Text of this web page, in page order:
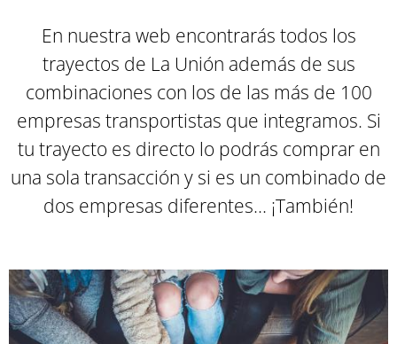
En nuestra web encontrarás todos los
trayectos de La Unión además de sus
combinaciones con los de las más de 100
empresas transportistas que integramos. Si
tu trayecto es directo lo podrás comprar en
una sola transacción y si es un combinado de
dos empresas diferentes... ¡También!